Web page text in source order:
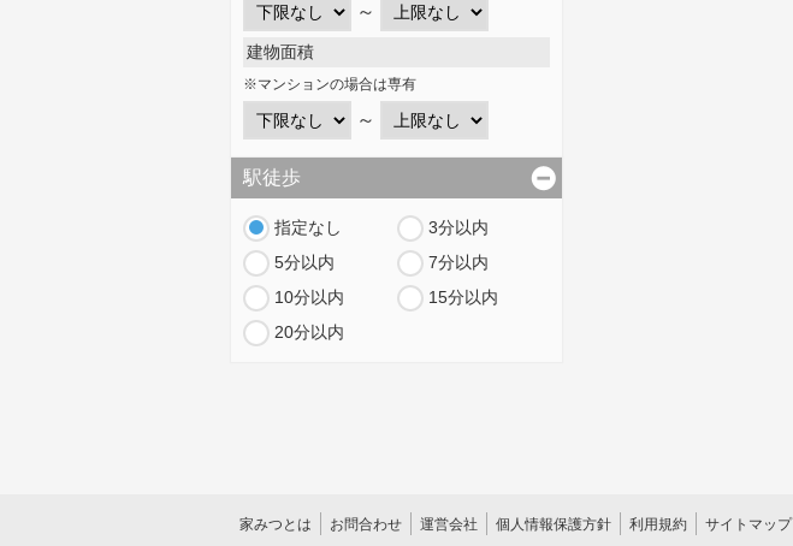
～
建物面積
※マンションの場合は専有
～
駅徒歩
指定なし
3分以内
5分以内
7分以内
10分以内
15分以内
20分以内
家みつとは お問合わせ 運営会社 個人情報保護方針 利用規約 サイトマップ